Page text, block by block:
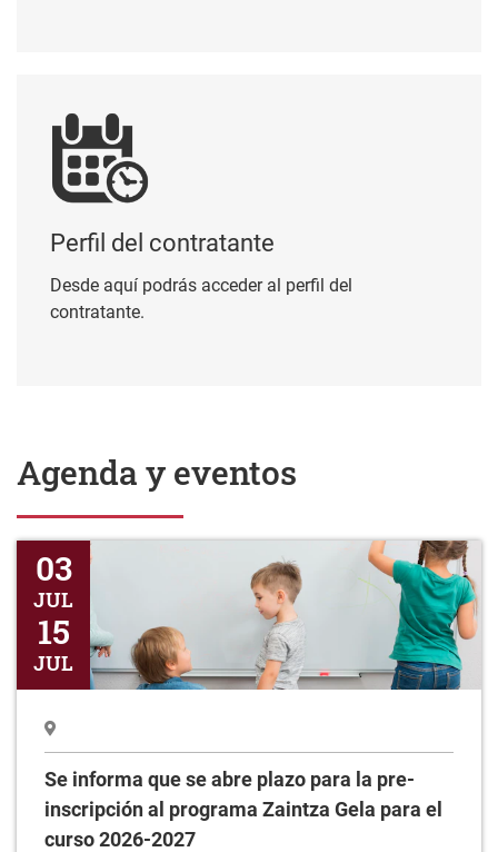
Perfil del contratante
contratante.
Se informa que se abre plazo para la pre-inscripción al
03
JUL
15
JUL
Se informa que se abre plazo para la pre-
inscripción al programa Zaintza Gela para el
curso 2026-2027
Las personas interesadas podrán realizar esta PRE-
INSCRIPCIÓN hasta el 15 de julio. A través del enlace al